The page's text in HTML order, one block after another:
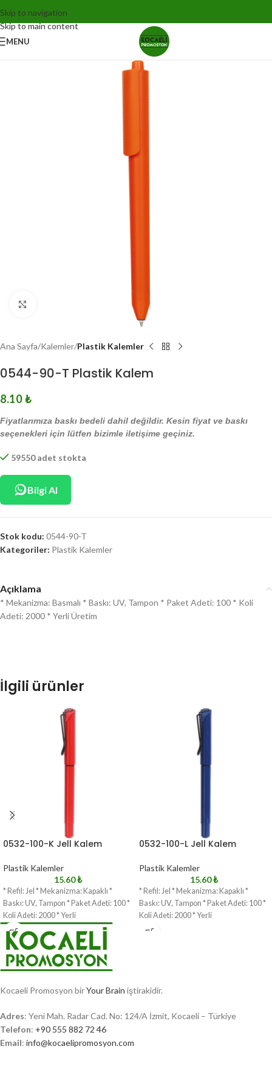
Skip to navigation
Skip to main content
MENU
Ana Sayfa Kalemler Plastik Kalemler
0544-90-T Plastik Kalem
8.10₺
Fiyatlarımıza baskı bedeli dahil değildir. Kesin fiyat ve baskı
seçenekleri için lütfen bizimle iletişime geçiniz.
59550 adet stokta
Bilgi Al
Stok kodu: 0544-90-T
Kategoriler: Plastik Kalemler
Açıklama
* Mekanizma: Basmalı * Baskı: UV, Tampon * Paket Adeti: 100 * Koli
Adeti: 2000 * Yerli Üretim
İlgili ürünler
0532-100-K Jell Kalem
Plastik Kalemler
15.60₺
* Refil: Jel * Mekanizma: Kapaklı *
Baskı: UV, Tampon * Paket Adeti: 100 *
Koli Adeti: 2000 * Yerli
0532-100-L Jell Kalem
Plastik Kalemler
15.60₺
* Refil: Jel * Mekanizma: Kapaklı *
Baskı: UV, Tampon * Paket Adeti: 100 *
Koli Adeti: 2000 * Yerli
Kocaeli Promosyon birYour Brain iştirakidir.
Adres: Yeni Mah. Radar Cad. No: 124/A İzmit, Kocaeli – Türkiye
Telefon: +90 555 882 72 46
Email: info@kocaelipromosyon.com